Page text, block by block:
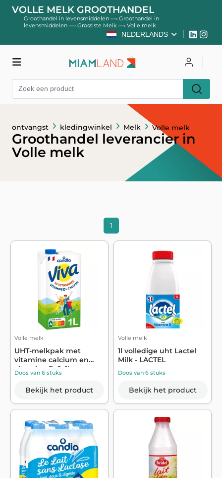
VOLLE MELK GROOTHANDEL
Groothandel in levensmiddelen —› Groothandel in
levensmiddelen —› Grossiste Melk —›Volle melk
NEDERLANDS
ontvangst kledingwinkel Melk Volle melk
Groothandel leverancier in
Volle melk
1
Volle melk
UHT-melkpak met
vitamine calcium en
vitamine D 6x1L -...
Doos van 6 stuks
Bekijk het product
Volle melk
1l volledige uht Lactel
Milk - LACTEL
Doos van 6 stuks
Bekijk het product
kledingwinkel
Register